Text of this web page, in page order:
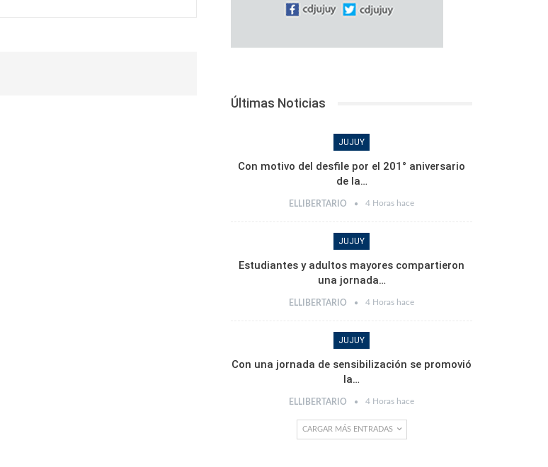
Últimas Noticias
JUJUY
Con motivo del desfile por el 201° aniversario
de la…
ELLIBERTARIO 4 Horas hace
JUJUY
Estudiantes y adultos mayores compartieron
una jornada…
ELLIBERTARIO 4 Horas hace
JUJUY
Con una jornada de sensibilización se promovió
la…
ELLIBERTARIO 4 Horas hace
CARGAR MÁS ENTRADAS